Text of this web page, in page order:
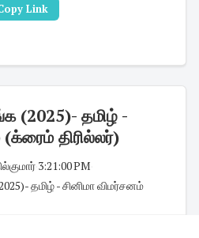
Link
(2025)- தமிழ் -
திரில்லர்)
3:21:00 PM
தமிழ் - சினிமா விமர்சனம்